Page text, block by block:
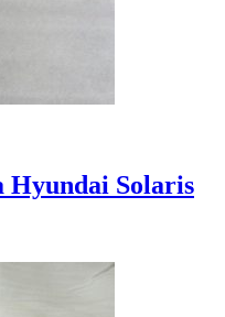
Hyundai Solaris